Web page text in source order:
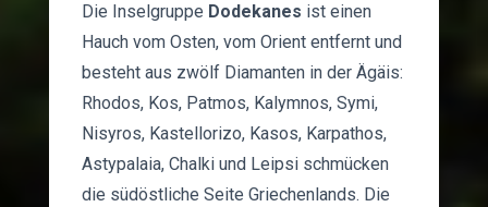
Die Inselgruppe Dodekanes ist einen
Hauch vom Osten, vom Orient entfernt und
besteht aus zwölf Diamanten in der Ägäis:
Rhodos, Kos, Patmos, Kalymnos, Symi,
Nisyros, Kastellorizo, Kasos, Karpathos,
Astypalaia, Chalki und Leipsi schmücken
die südöstliche Seite Griechenlands. Die